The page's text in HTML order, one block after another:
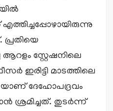
പ്രതിയെ
സ്റ്റേഷനിലെ
ഇരിട്ടി മാടത്തിലെ
ദേഹോപദ്രവം
ശ്രമിച്ചത്. തുടർന്ന്